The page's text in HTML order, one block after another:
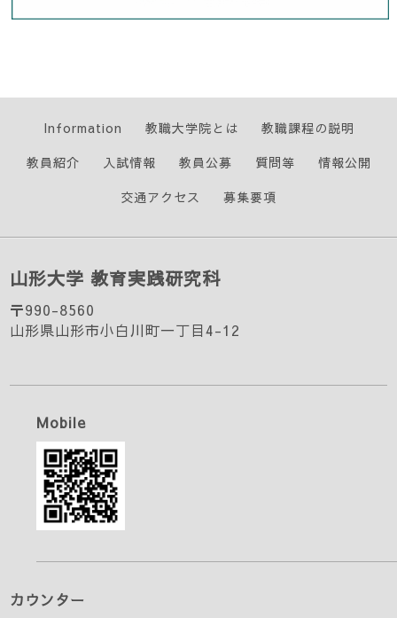
Information 教職大学院とは
教職課程の説明
教員紹介
入試情報 教員公募 質問等
情報公開
交通アクセス
募集要項
山形大学 教育実践研究科
〒990-8560
山形県山形市小白川町一丁目4-12
Mobile
カウンター